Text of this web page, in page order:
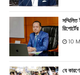
10
যে